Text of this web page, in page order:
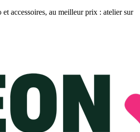
et accessoires, au meilleur prix : atelier sur